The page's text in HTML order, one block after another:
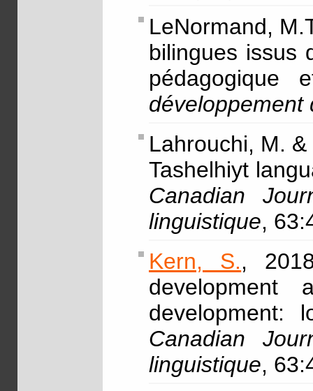
LeNormand,
bilingues issus
pédagogique
développement
Lahrouchi, M. &
Tashelhiyt
Canadian
linguistique,
Kern, S.,
development
development:
Canadian
linguistique,